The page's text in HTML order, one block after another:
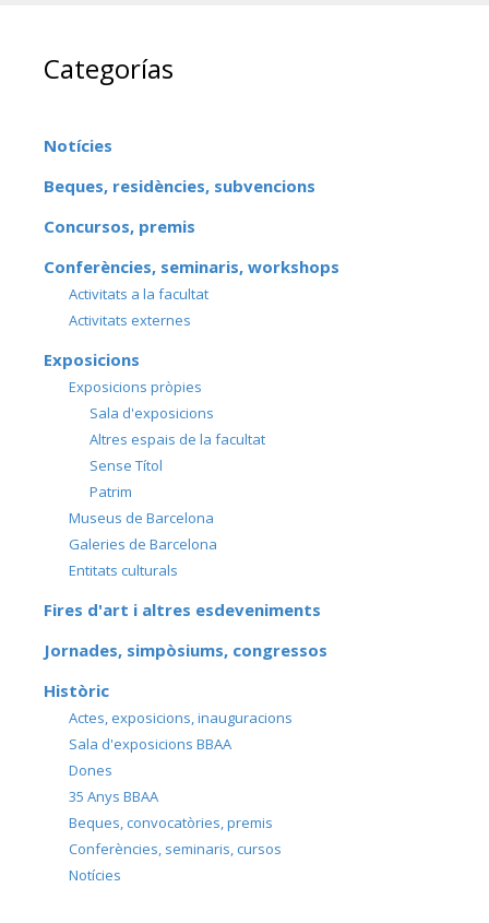
Categorías
Notícies
Beques, residències, subvencions
Concursos, premis
Conferències, seminaris, workshops
Activitats a la facultat
Activitats externes
Exposicions
Exposicions pròpies
Sala d'exposicions
Altres espais de la facultat
Sense Títol
Patrim
Museus de Barcelona
Galeries de Barcelona
Entitats culturals
Fires d'art i altres esdeveniments
Jornades, simpòsiums, congressos
Històric
Actes, exposicions, inauguracions
Sala d'exposicions BBAA
Dones
35 Anys BBAA
Beques, convocatòries, premis
Conferències, seminaris, cursos
Notícies